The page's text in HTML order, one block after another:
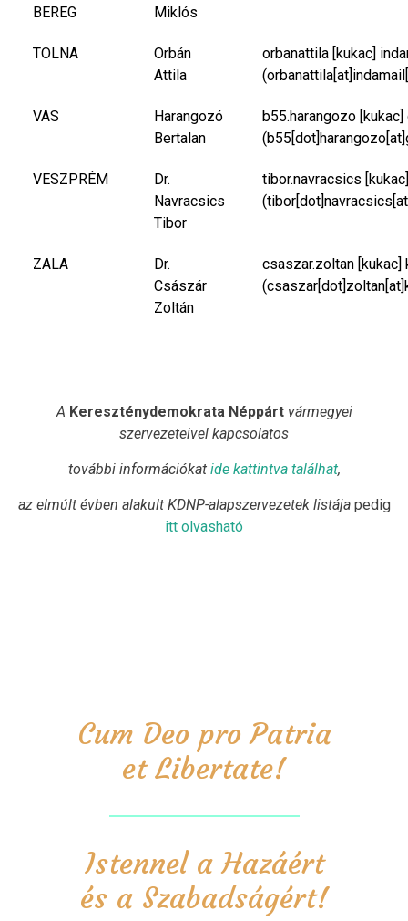
BEREG
Miklós
TOLNA
Orbán
Attila
orbanattila [kukac]
VAS
Harangozó
Bertalan
b55.harangozo [kukac]
VESZPRÉM
Dr.
Navracsics
Tibor
tibor.navracsics
ZALA
Dr.
Császár
Zoltán
csaszar.zoltan [kukac]
A Kereszténydemokrata Néppárt vármegyei
szervezeteivel kapcsolatos
további információkat ide kattintva találhat,
az elmúlt évben alakult KDNP-alapszervezetek listája pedig
itt olvasható
Cum Deo pro Patria
et Libertate!
Istennel a Hazáért
és a Szabadságért!